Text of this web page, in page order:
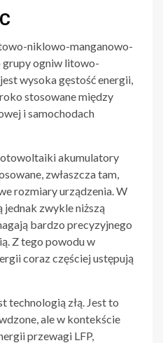
niklowo-manganowo-
grupy ogniw litowo-
wysoka gęstość energii,
stosowane między
i samochodach
akumulatory
zwłaszcza tam,
rozmiary urządzenia. W
jednak zwykle niższą
bardzo precyzyjnego
Z tego powodu w
coraz częściej ustępują
technologią złą. Jest to
ale w kontekście
przewagi LFP,